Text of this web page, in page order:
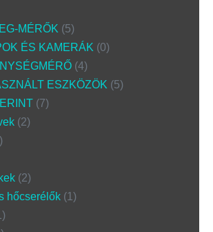
MÉRŐK
5
ÉS KAMERÁK
0
4
ESZKÖZÖK
5
7
2
2
hőcserélők 1